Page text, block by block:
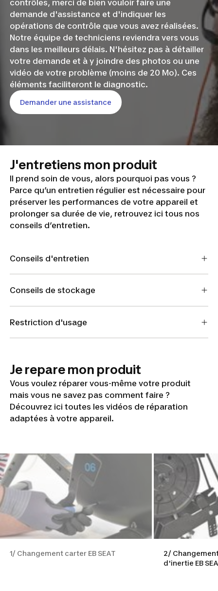
contrôles, merci de bien vouloir faire une
demande d'assistance et d'indiquer les
opérations de contrôle que vous avez réalisées.
Notre équipe de techniciens reviendra vers vous
dans les meilleurs délais. N'hésitez pas à détailler
votre demande et à y joindre des photos ou une
vidéo de votre problème (moins de 20 Mo). Ces
éléments faciliteront le diagnostic.
Demander une assistance
J'entretiens mon produit
Il prend soin de vous, alors pourquoi pas vous ?
Parce qu’un entretien régulier est nécessaire pour
préserver les performances de votre appareil et
prolonger sa durée de vie, retrouvez ici tous nos
conseils d’entretien.
Conseils d'entretien
Conseils de stockage
Restriction d'usage
Je repare mon produit
Vous voulez réparer vous-même votre produit
mais vous ne savez pas comment faire ?
Découvrez ici toutes les vidéos de réparation
adaptées à votre appareil.
1/ Changement carter EB SEAT
2/
d'inertie EB